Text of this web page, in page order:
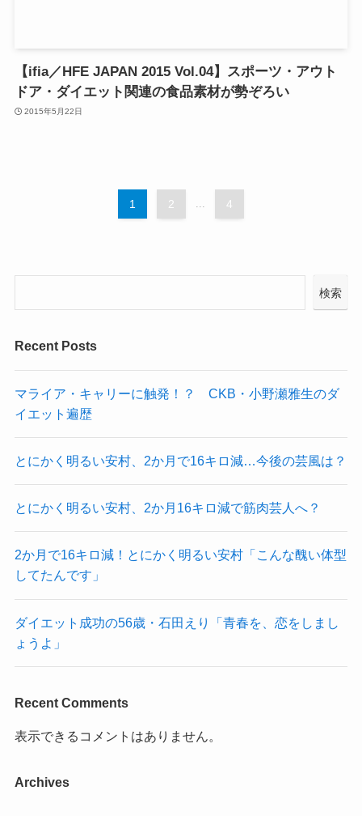
【ifia／HFE JAPAN 2015 Vol.04】スポーツ・アウト
ドア・ダイエット関連の食品素材が勢ぞろい
2015年5月22日
1 2 4
検索
Recent Posts
マライア・キャリーに触発！？ CKB・小野瀬雅生のダ
イエット遍歴
とにかく明るい安村、2か月で16キロ減…今後の芸風は？
とにかく明るい安村、2か月16キロ減で筋肉芸人へ？
2か月で16キロ減！とにかく明るい安村「こんな醜い体型
してたんです」
ダイエット成功の56歳・石田えり「青春を、恋をしまし
ょうよ」
Recent Comments
表示できるコメントはありません。
Archives